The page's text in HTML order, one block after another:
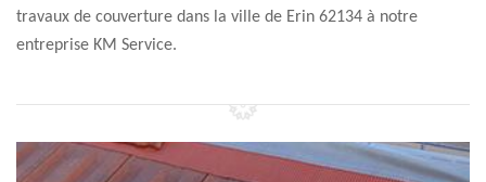
travaux de couverture dans la ville de Erin 62134 à notre
entreprise KM Service.